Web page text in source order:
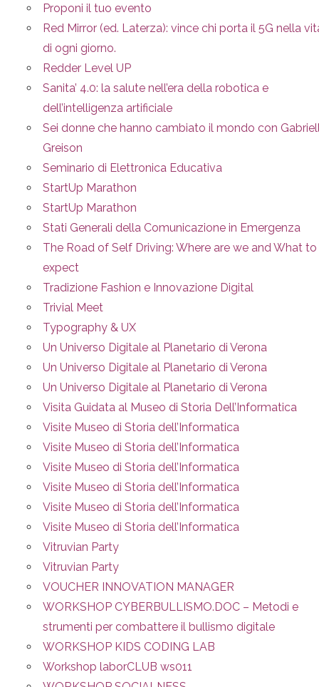
Proponi il tuo evento
Red Mirror (ed. Laterza): vince chi porta il 5G nella
di ogni giorno.
Redder Level UP
Sanita’ 4.0: la salute nell’era della robotica e
dell’intelligenza artificiale
Sei donne che hanno cambiato il mondo con
Greison
Seminario di Elettronica Educativa
StartUp Marathon
StartUp Marathon
Stati Generali della Comunicazione in Emergenza
The Road of Self Driving: Where are we and What to
expect
Tradizione Fashion e Innovazione Digital
Trivial Meet
Typography & UX
Un Universo Digitale al Planetario di Verona
Un Universo Digitale al Planetario di Verona
Un Universo Digitale al Planetario di Verona
Visita Guidata al Museo di Storia Dell’Informatica
Visite Museo di Storia dell’Informatica
Visite Museo di Storia dell’Informatica
Visite Museo di Storia dell’Informatica
Visite Museo di Storia dell’Informatica
Visite Museo di Storia dell’Informatica
Visite Museo di Storia dell’Informatica
Vitruvian Party
Vitruvian Party
VOUCHER INNOVATION MANAGER
WORKSHOP CYBERBULLISMO.DOC – Metodi e
strumenti per combattere il bullismo digitale
WORKSHOP KIDS CODING LAB
Workshop laborCLUB ws011